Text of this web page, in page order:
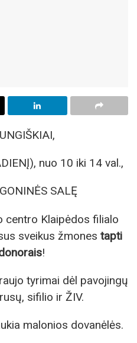
nuo 10 iki 14 val.,
SALĘ
centro Klaipėdos filialo
sveikus žmones tapti
!
tyrimai dėl pavojingų
sifilio ir ŽIV.
malonios dovanėlės.